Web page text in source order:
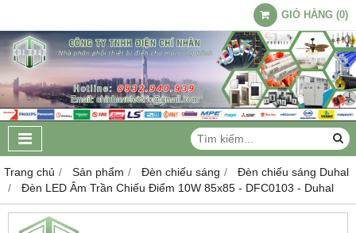
GIỎ HÀNG (0)
Trang chủ Sản phẩm Đèn chiếu sáng
Đèn chiếu sáng Duhal
Đèn LED Âm Trần Chiếu Điểm 10W 85x85 - DFC0103 - Duhal